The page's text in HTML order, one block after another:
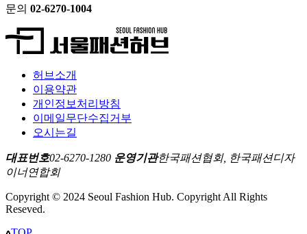
문의 02-6270-1004
허브소개
이용약관
개인정보처리방침
이메일무단수집거부
오시는길
대표번호02-6270-1280 운영기관한국패션협회, 한국패션디자
이너연합회
Copyright © 2024 Seoul Fashion Hub. Copyright All Rights
Reseved.